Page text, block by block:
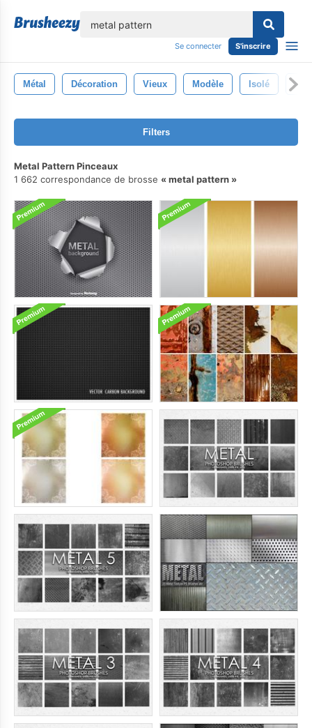
Se connecter S'inscrire
Métal Décoration Vieux Modèle Isolé
Filters
Metal Pattern Pinceaux
1 662 correspondance de brosse
metal pattern